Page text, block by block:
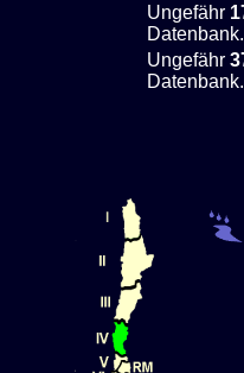
Ungefähr
Datenbank.
Ungefähr
Datenbank.